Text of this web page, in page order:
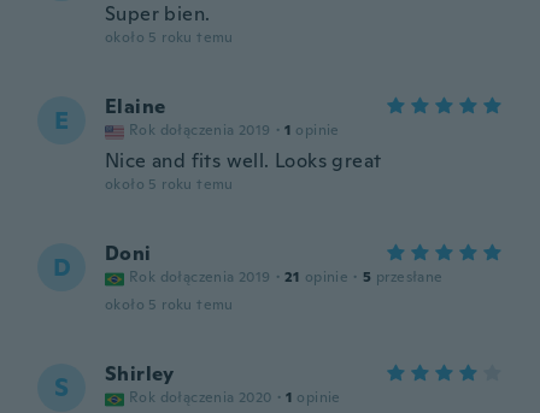
Super bien.
około 5 roku temu
E Elaine
Rok dołączenia 2019 · 1 opinie
Nice and fits well. Looks great
około 5 roku temu
D Doni
Rok dołączenia 2019 · 21 opinie · 5 przesłane
około 5 roku temu
S Shirley
Rok dołączenia 2020 · 1 opinie